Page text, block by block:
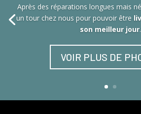
Après des réparations longues mais
un tour chez nous pour pouvoir être
son meilleur jour.
VOIR PLUS DE